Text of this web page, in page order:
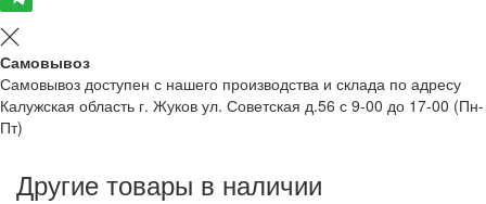
Самовывоз
Самовывоз доступен с нашего производства и склада по адресу
Калужская область г. Жуков ул. Советская д.56 с 9-00 до 17-00 (Пн-
Пт)
Другие товары в наличии